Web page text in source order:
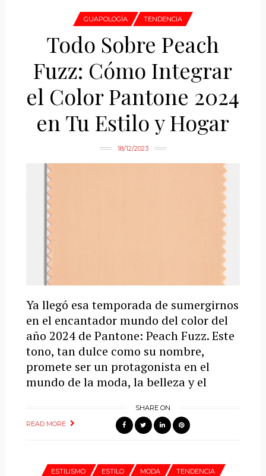
GUAPOLOGÍA TENDENCIA
Todo Sobre Peach
Fuzz: Cómo Integrar
el Color Pantone 2024
en Tu Estilo y Hogar
18/12/2023
Ya llegó esa temporada de sumergirnos
en el encantador mundo del color del
año 2024 de Pantone: Peach Fuzz. Este
tono, tan dulce como su nombre,
promete ser un protagonista en el
mundo de la moda, la belleza y el
READ MORE
SHARE ON
ESTILISMO ESTILO MODA TENDENCIA